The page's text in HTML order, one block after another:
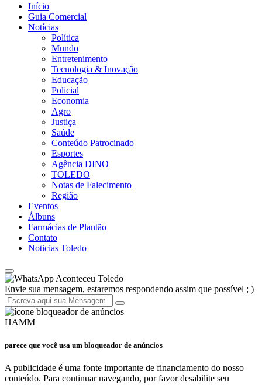
Início
Guia Comercial
Notícias
Política
Mundo
Entretenimento
Tecnologia & Inovação
Educação
Policial
Economia
Agro
Justiça
Saúde
Conteúdo Patrocinado
Esportes
Agência DINO
TOLEDO
Notas de Falecimento
Região
Eventos
Álbuns
Farmácias de Plantão
Contato
Noticias Toledo
Aconteceu Toledo
Envie sua mensagem, estaremos respondendo assim que possível ; )
HAMM
parece que você usa um bloqueador de anúncios
A publicidade é uma fonte importante de financiamento do nosso
conteúdo. Para continuar navegando, por favor desabilite seu